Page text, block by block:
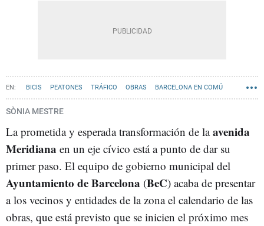
BICIS PEATONES TRÁFICO OBRAS BARCELONA EN COMÚ
SÒNIA MESTRE
La prometida y esperada transformación de laavenida
Meridiana en un eje cívico está a punto de dar su
primer paso. El equipo de gobierno municipal del
Ayuntamiento de Barcelona (BeC) acaba de presentar
a los vecinos y entidades de la zona el calendario de las
obras, que está previsto que se inicien el próximo mes